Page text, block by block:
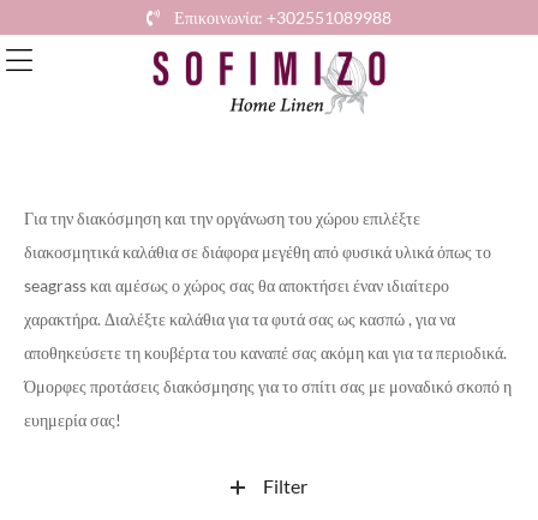
Επικοινωνία: +302551089988
Για την διακόσμηση και την οργάνωση του χώρου επιλέξτε
διακοσμητικά καλάθια σε διάφορα μεγέθη από φυσικά υλικά όπως το
seagrass και αμέσως ο χώρος σας θα αποκτήσει έναν ιδιαίτερο
χαρακτήρα. Διαλέξτε καλάθια για τα φυτά σας ως κασπώ , για να
αποθηκεύσετε τη κουβέρτα του καναπέ σας ακόμη και για τα περιοδικά.
Όμορφες προτάσεις διακόσμησης για το σπίτι σας με μοναδικό σκοπό η
ευημερία σας!
Filter